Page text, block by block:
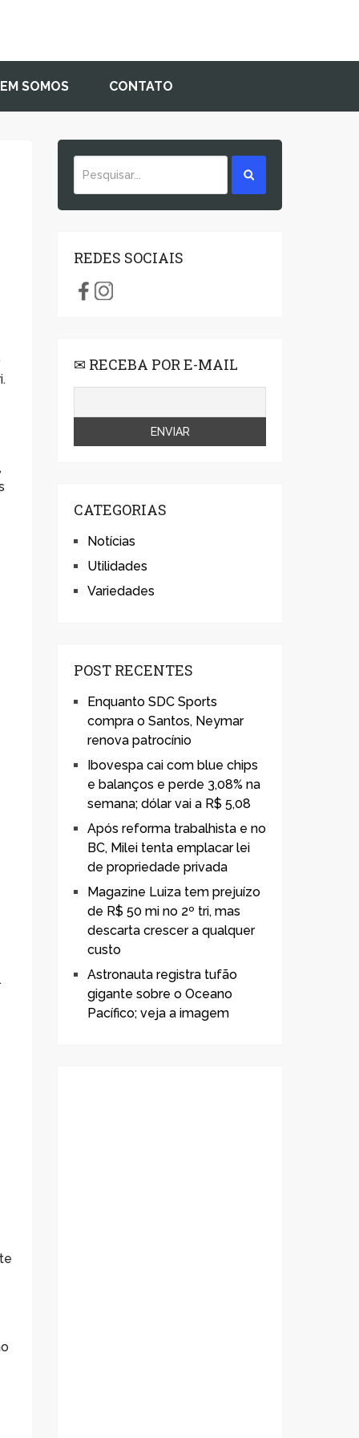
SOMOS CONTATO
,
REDES SOCIAIS
✉ RECEBA POR E-MAIL
CATEGORIAS
Notícias
Utilidades
Variedades
POST RECENTES
Enquanto SDC Sports
compra o Santos, Neymar
renova patrocínio
Ibovespa cai com blue chips
e balanços e perde 3,08% na
semana; dólar vai a R$ 5,08
Após reforma trabalhista e no
BC, Milei tenta emplacar lei
de propriedade privada
Magazine Luiza tem prejuízo
de R$ 50 mi no 2º tri, mas
descarta crescer a qualquer
custo
Astronauta registra tufão
gigante sobre o Oceano
Pacífico; veja a imagem